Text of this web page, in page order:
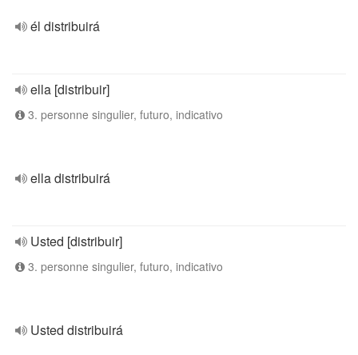
él distribuirá
ella [distribuir]
3. personne singulier, futuro, indicativo
ella distribuirá
Usted [distribuir]
3. personne singulier, futuro, indicativo
Usted distribuirá